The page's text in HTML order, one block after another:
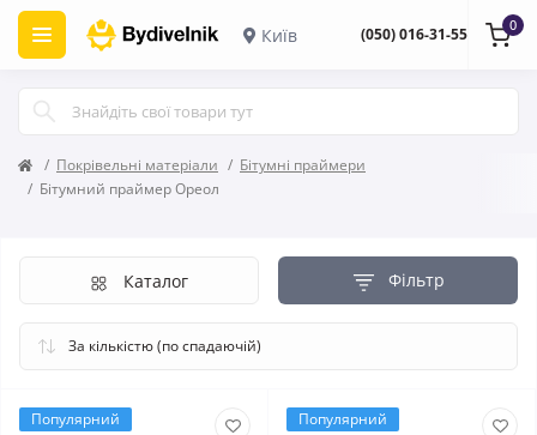
Київ (050) 016-31-55 0
Покрівельні матеріали
Бітумні праймери
Бітумний праймер Ореол
Фільтр
Каталог
Популярний Популярний